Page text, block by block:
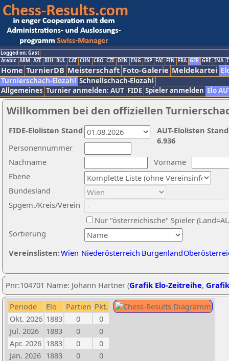
Logged on: Gast
Arabic ARM AZE BIH BUL CAT CHN CRO CZE DEN ENG ESP FAI FIN FRA GER GRE INA
Home TurnierDB Meisterschaft Foto-Galerie Meldekartei
Turnierschach-Elozahl Schnellschach-Elozahl
Allgemeines Turnier anmelden: AUT FIDE Spieler anmelden Elo
Willkommen bei den offiziellen
Nachname
Vorname
Ebene
Sortierung
Personennummer
Bundesland
Spgem./Kreis/Verein
Nur "österreichische" Spieler
Vereinslisten:Wien Niederösterreich Burgenland
AUT-Elolisten
6.936
FIDE-Elolisten Stand
Pnr:104701 Name: Johann Hartner (Grafik Elo-Zeitreihe,
Periode Elo Partien Pkt.
Okt. 2026 1883 0
0
Jul. 2026
1883 0
0
Apr. 2026 1883 0
0
Jan. 2026 1883 0
0